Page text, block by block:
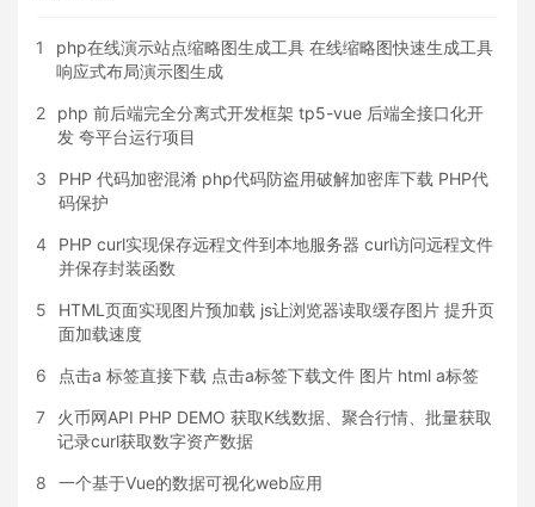
1
php在线演示站点缩略图生成工具 在线缩略图快速生成工具
响应式布局演示图生成
2
php 前后端完全分离式开发框架 tp5-vue 后端全接口化开
发 夸平台运行项目
3
PHP 代码加密混淆 php代码防盗用破解加密库下载 PHP代
码保护
4
PHP curl实现保存远程文件到本地服务器 curl访问远程文件
并保存封装函数
5
HTML页面实现图片预加载 js让浏览器读取缓存图片 提升页
面加载速度
6 点击a 标签直接下载 点击a标签下载文件 图片 html a标签
7
火币网API PHP DEMO 获取K线数据、聚合行情、批量获取
记录curl获取数字资产数据
8 一个基于Vue的数据可视化web应用